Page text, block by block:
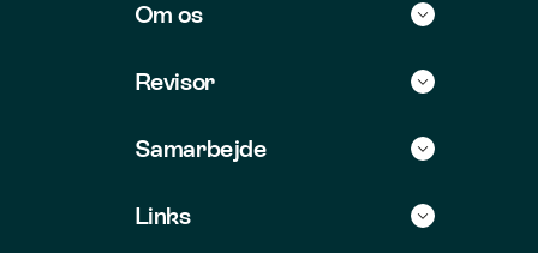
Om os
Jobs
Revisor
Samarbejde
Links